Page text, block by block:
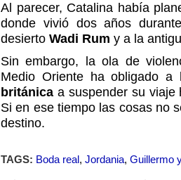
Al parecer, Catalina había
donde vivió dos años
desierto Wadi Rum y a la
Sin embargo, la ola de
Medio Oriente ha obligado
británica a suspender su viaje
Si en ese tiempo las cosas no
destino.
TAGS: Boda real, Jordania, Guillermo